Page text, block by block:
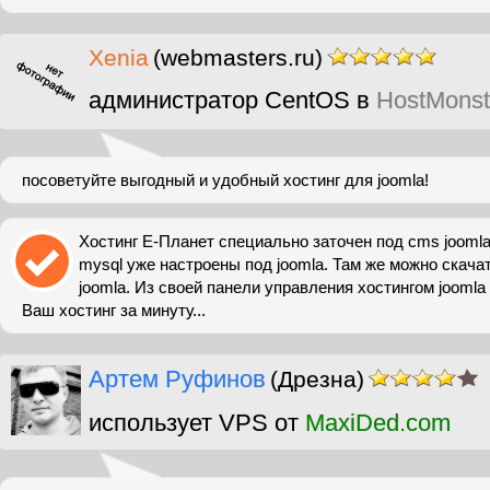
Xenia (webmasters.ru)
администратор CentOS в
посоветуйте выгодный и удобный хостинг для joomla!
Хостинг Е-Планет специально заточен под cms
mysql уже настроены под joomla. Там же можно
joomla. Из своей панели управления хостингом
Ваш хостинг за минуту...
Артем Руфинов (Дрезна)
использует VPS от MaxiDed.com